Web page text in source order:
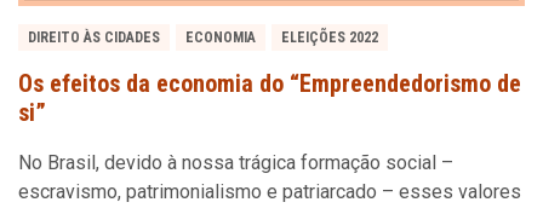
DIREITO ÀS CIDADES ECONOMIA ELEIÇÕES 2022
Os efeitos da economia do “Empreendedorismo de
si”
No Brasil, devido à nossa trágica formação social –
escravismo, patrimonialismo e patriarcado – esses valores